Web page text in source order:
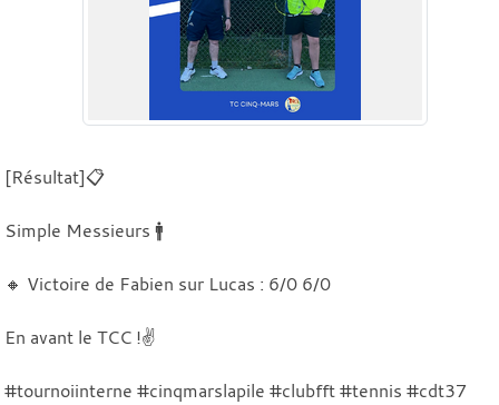
[Résultat]📋
Simple Messieurs 🚹
🔸 Victoire de Fabien sur Lucas : 6/0 6/0
En avant le TCC !✌️
#tournoiinterne #cinqmarslapile #clubfft #tennis #cdt37